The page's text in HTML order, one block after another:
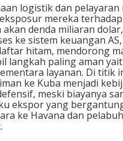
logistik dan pelayaran
mereka
akan denda miliaran dolar,
ke sistem keuangan
hitam, mendorong
langkah paling aman
layanan. Di titik
ke Kuba menjadi
meski biayanya
ekspor yang
ke Havana dan